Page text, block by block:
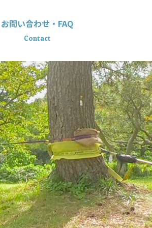
お問い合わせ・FAQ
Contact